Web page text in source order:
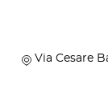
Via Cesare